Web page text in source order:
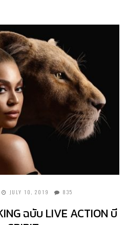
JULY 10, 2019 835
ฉบับ LIVE ACTION บี